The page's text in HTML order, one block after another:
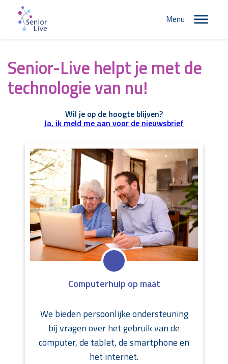
Menu
Senior-Live helpt je met de
technologie van nu!
Wil je op de hoogte blijven?
Ja, ik meld me aan voor de nieuwsbrief
Computerhulp op maat
We bieden persoonlijke ondersteuning
bij vragen over het gebruik van de
computer, de tablet, de smartphone en
het internet.